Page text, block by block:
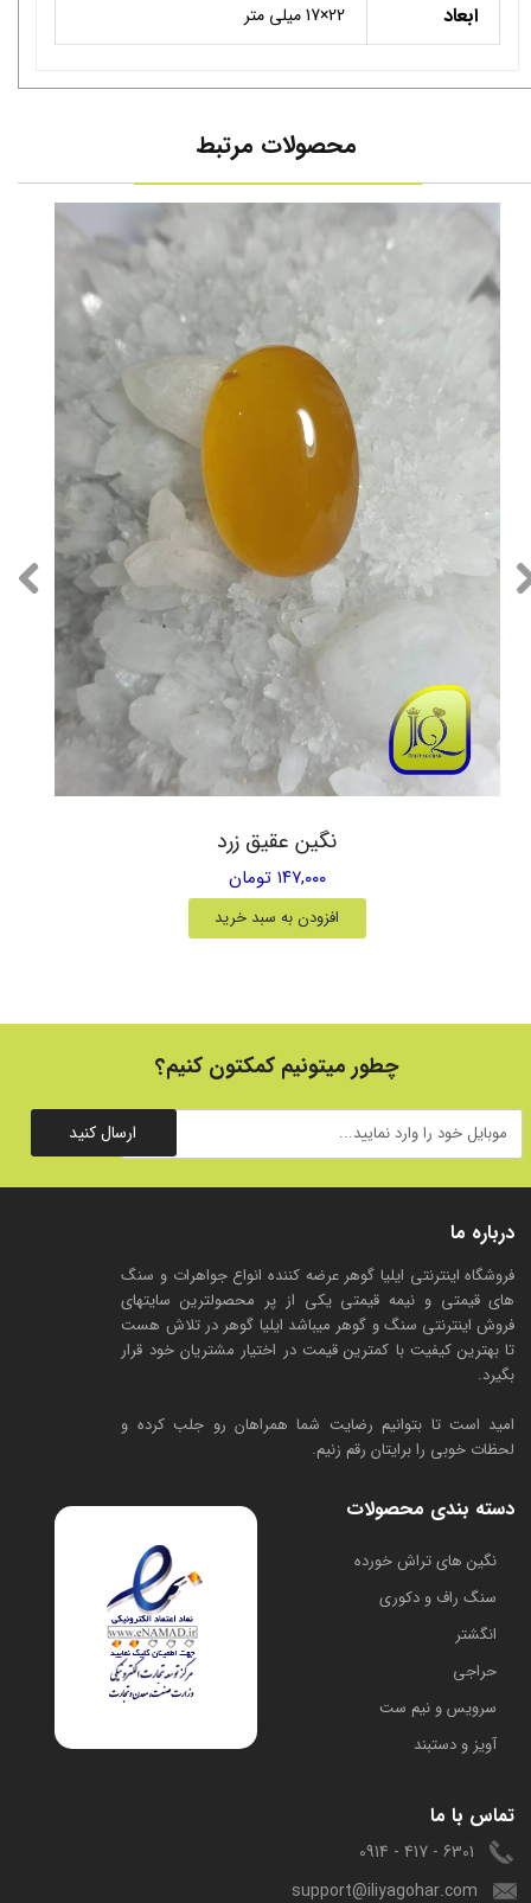
ابعاد 22×17 میلی متر
محصولات مرتبط
نگین عقیق زرد
۱۴۷,۰۰۰ تومان
افزودن به سبد خرید
درباره ما
فروشگاه اینترنتی ایلیا گوهر عرضه کننده انواع جواهرات و سنگ
های قیمتی و نیمه قیمتی یکی از پر محصولترین سایتهای
فروش اینترنتی سنگ و گوهر میباشد ایلیا گوهر در تلاش هست
تا بهترین کیفیت با کمترین قیمت در اختیار مشتریان خود قرار
بگیرد.
امید است تا بتوانیم رضایت شما همراهان رو جلب کرده و
لحظات خوبی را برایتان رقم زنیم.
دسته بندی محصولات
​نگین های تراش خورده
سنگ راف و دکوری
انگشتر
حراجی
سرویس و نیم ست
آویز و دستبند
تماس با ما
6301 - 417 - 0914
support@iliyagohar.com
چطور میتونیم کمکتون کنیم؟
ارسال کنید